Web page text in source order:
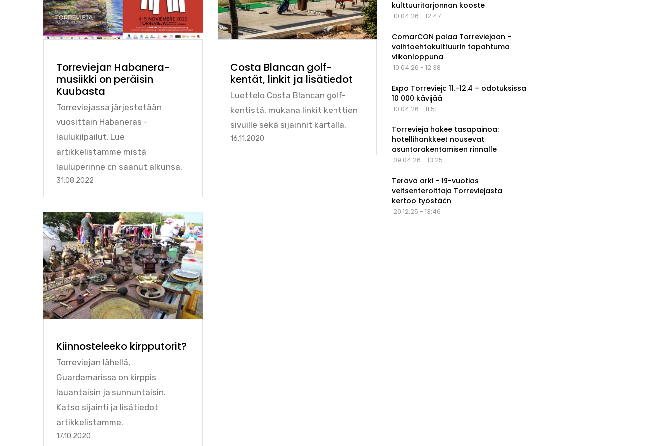
Torreviejan Habanera-
musiikki on peräisin
Kuubasta
Torreviejassa järjestetään
vuosittain Habaneras -
laulukilpailut. Lue
artikkelistamme mistä
lauluperinne on saanut alkunsa.
31.08.2022
Costa Blancan golf-
kentät, linkit ja lisätiedot
Luettelo Costa Blancan golf-
kentistä, mukana linkit kenttien
sivuille sekä sijainnit kartalla.
16.11.2020
Kiinnosteleeko kirpputorit?
Torreviejan lähellä,
Guardamarissa on kirppis
lauantaisin ja sunnuntaisin.
Katso sijainti ja lisätiedot
artikkelistamme.
17.10.2020
kulttuuritarjonnan kooste
10.04.26 - 12:47
ComarCON palaa Torreviejaan –
vaihtoehtokulttuurin tapahtuma
viikonloppuna
10.04.26 - 12:38
Expo Torrevieja 11.-12.4 – odotuksissa
10 000 kävijää
10.04.26 - 11:51
Torrevieja hakee tasapainoa:
hotellihankkeet nousevat
asuntorakentamisen rinnalle
09.04.26 - 13:25
Terävä arki - 19-vuotias
veitsenteroittaja Torreviejasta
kertoo työstään
29.12.25 - 13:46